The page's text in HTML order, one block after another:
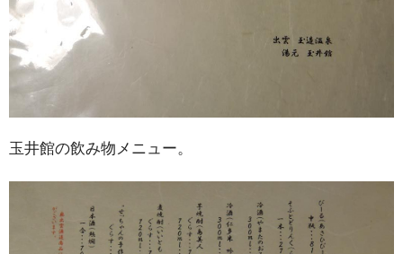
玉井館の飲み物メニュー。